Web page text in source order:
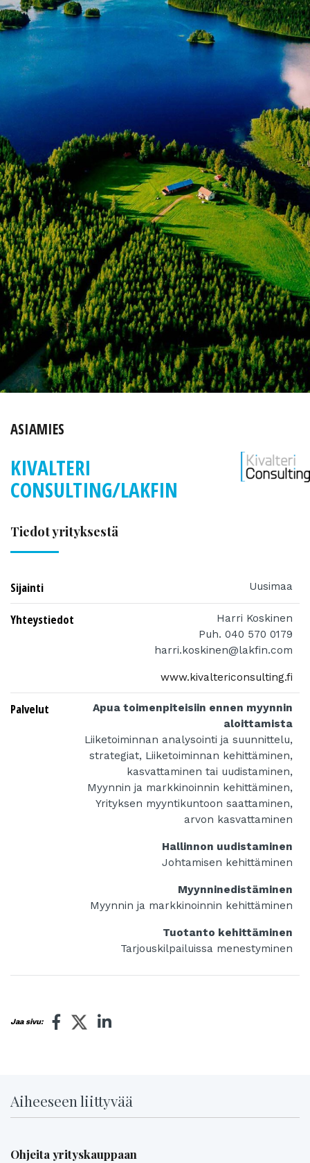
ASIAMIES
KIVALTERI
CONSULTING/LAKFIN
Tiedot yrityksestä
Sijainti Uusimaa
Yhteystiedot
Harri Koskinen
Puh. 040 570 0179
harri.koskinen@lakfin.com
www.kivaltericonsulting.fi
Palvelut
Apua toimenpiteisiin ennen myynnin
aloittamista
Liiketoiminnan analysointi ja suunnittelu,
strategiat, Liiketoiminnan kehittäminen,
kasvattaminen tai uudistaminen,
Myynnin ja markkinoinnin kehittäminen,
Yrityksen myyntikuntoon saattaminen,
arvon kasvattaminen
Hallinnon uudistaminen
Johtamisen kehittäminen
Myynninedistäminen
Myynnin ja markkinoinnin kehittäminen
Tuotanto kehittäminen
Tarjouskilpailuissa menestyminen
Jaa sivu:
Aiheeseen liittyvää
Ohjeita yrityskauppaan